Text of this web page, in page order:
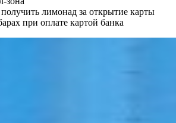
лимонад за открытие карты
при оплате картой банка